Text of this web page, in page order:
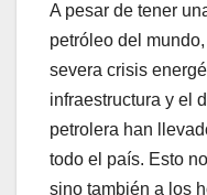
A pesar de tener
petróleo del
severa crisis
infraestructura y el
petrolera han
todo el país. Esto
sino también a los